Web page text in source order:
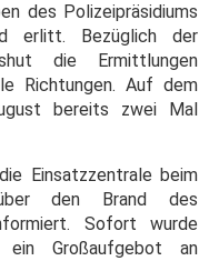
des Polizeipräsidiums
erlitt. Bezüglich der
die Ermittlungen
Richtungen. Auf dem
bereits zwei Mal
Einsatzzentrale beim
über den Brand des
Sofort wurde
Großaufgebot an